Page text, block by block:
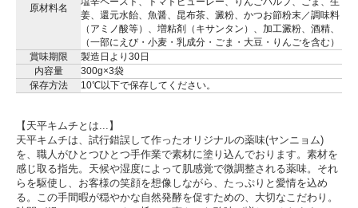
原材料名
姜、還元水飴、魚醤、昆布茶、澱粉、かつお節粉末／調味料
（アミノ酸等）、増粘剤（キサンタン）、加工澱粉、酒精、
（一部にえび・小麦・乳成分・ごま・大豆・りんごを含む）
賞味期限
製造日より30日
内容量
300g×3袋
保存方法
10℃以下で保存してください。
【天平キムチとは...】
天平キムチは、試行錯誤して作ったオリジナルの薬味(ヤンニョム)
を、職人がひとつひとつ手作業で素材に塗り込んでおります。素材を
感じ取る指先。天候や湿度によって肌感覚で微調整される薬味。それ
らを駆使し、お客様の笑顔を想像しながら、たっぷりと愛情を込め
る。この手間暇が穏やかな自然発酵を促すための、大切なこだわり。